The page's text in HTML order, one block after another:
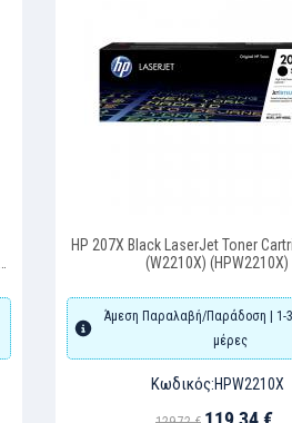
HP 207X Black LaserJet Toner
(W2210X) (HPW2210X)
Άμεση Παραλαβή/Παράδοση | 1-3
μέρες
Κωδικός:HPW2210X